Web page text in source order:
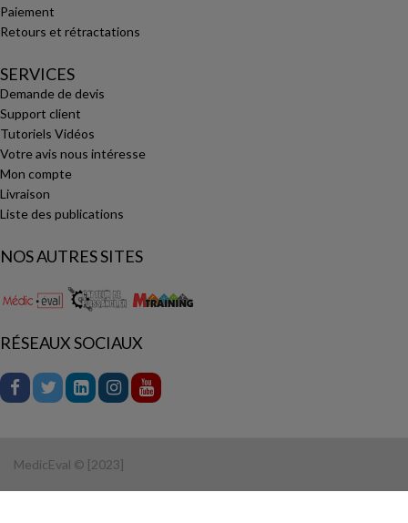
Paiement
Retours et rétractations
SERVICES
Demande de devis
Support client
Tutoriels Vidéos
Votre avis nous intéresse
Mon compte
Livraison
Liste des publications
NOS AUTRES SITES
RÉSEAUX SOCIAUX
MedicEval © [2023]